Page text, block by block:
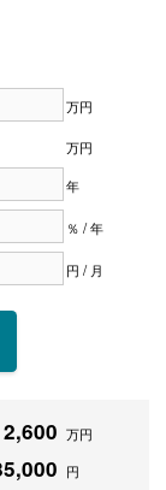
万円
万円
年
％ / 年
円 / 月
2,600 万円
円